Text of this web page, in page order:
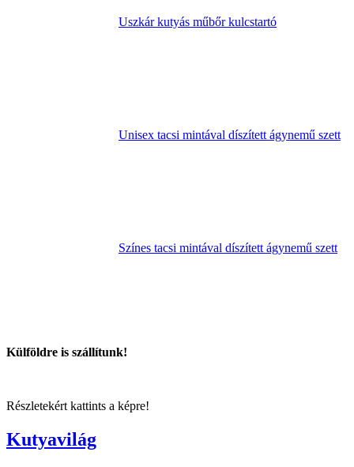
Uszkár kutyás műbőr kulcstartó
Unisex tacsi mintával díszített ágynemű szett
Színes tacsi mintával díszített ágynemű szett
Külföldre is szállítunk!
Részletekért kattints a képre!
Kutyavilág